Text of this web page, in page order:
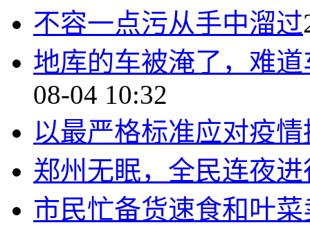
不容一点污从手中溜过
地库的车被淹了，难
08-04 10:32
以最严格标准应对疫
郑州无眠，全民连夜
市民忙备货速食和叶